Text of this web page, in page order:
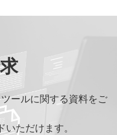
ールに関する資料をご
ただけます。